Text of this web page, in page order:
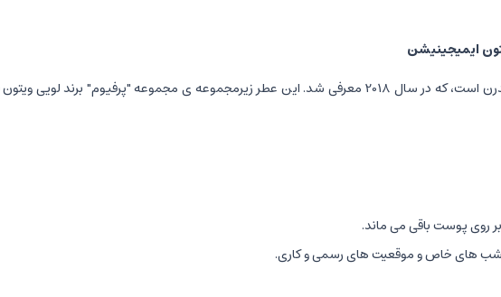
ایمیجینیشن
یک عطر مردانه لوکس و مدرن است، که در سال 2018 معرفی شد. این عطر زیرمجموعه ی مجموعه
شب های خاص و موقعیت های رسمی و کاری.